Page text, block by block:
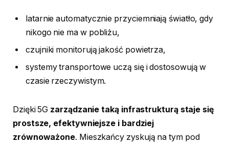
latarnie automatycznie przyciemniają światło, gdy
nikogo nie ma w pobliżu,
czujniki monitorują jakość powietrza,
systemy transportowe uczą się i dostosowują w
czasie rzeczywistym.
Dzięki 5G zarządzanie taką infrastrukturą staje się
prostsze, efektywniejsze i bardziej
zrównoważone. Mieszkańcy zyskują na tym pod